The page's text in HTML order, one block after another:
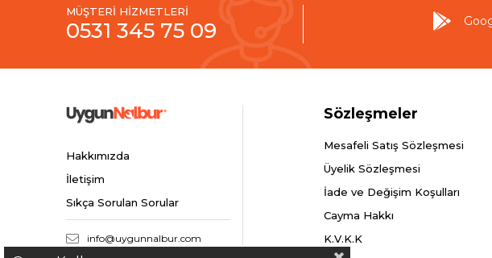
MÜŞTERİ HİZMETLERİ
0531 345 75 09
Hakkımızda
İletişim
Sıkça Sorulan Sorular
info@uygunnalbur.com
Sözleşmeler
Mesafeli Satış Sözleşmesi
Üyelik Sözleşmesi
İade ve Değişim Koşulları
Cayma Hakkı
K.V.K.K